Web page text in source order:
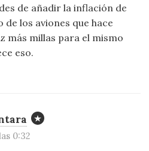
de añadir la inflación de
los aviones que hace
más millas para el mismo
eso.
0:32